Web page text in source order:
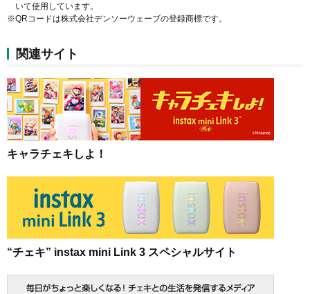
いて使用しています。
※QRコードは株式会社デンソーウェーブの登録商標です。
関連サイト
キャラチェキしよ！
“チェキ” instax mini Link 3 スペシャルサイト